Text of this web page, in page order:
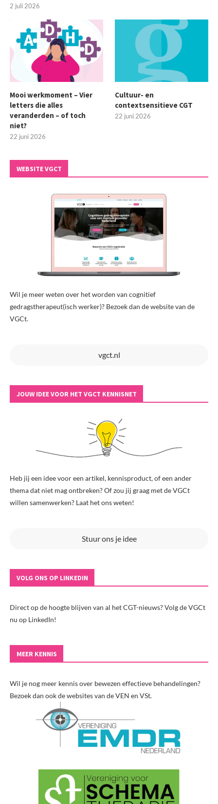
2 juli 2026
Mooi werkmoment – Vier
letters die alles
veranderden – of toch
niet?
22 juni 2026
Cultuur- en
contextsensitieve CGT
22 juni 2026
WEBSITE VGCT
Wil je meer weten over het worden van cognitief
gedragstherapeut(isch werker)? Bezoek dan de website van de
VGCt.
vgct.nl
JOUW IDEE VOOR HET VGCT KENNISNET
Heb jij een idee voor een artikel, kennisproduct, of een ander
thema dat niet mag ontbreken? Of zou jij graag met de VGCt
willen samenwerken? Laat het ons weten!
Stuur ons je idee
VOLG ONS OP LINKEDIN
Direct op de hoogte blijven van al het CGT-nieuws? Volg de VGCt
nu op LinkedIn!
MEER KENNIS
Wil je nog meer kennis over bewezen effectieve behandelingen?
Bezoek dan ook de websites van de VEN en VSt.